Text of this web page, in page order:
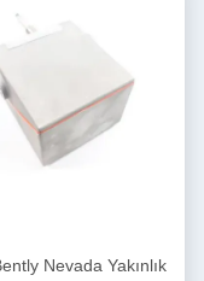
Nevada Yakınlık